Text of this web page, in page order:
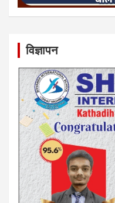
विज्ञापन